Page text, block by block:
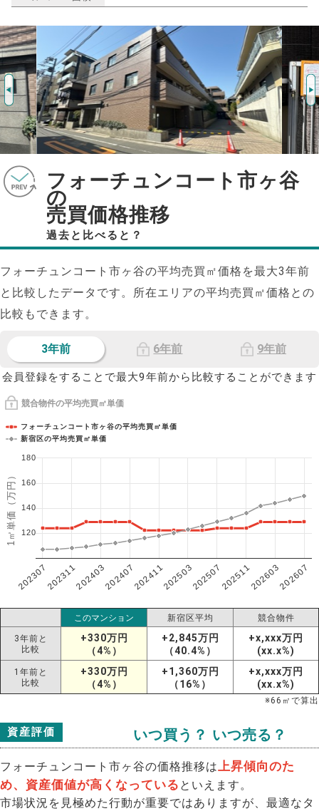
フォーチュンコート市ヶ谷
の
売買価格推移
過去と比べると？
フォーチュンコート市ヶ谷の平均売買㎡価格を最大3年前
と比較したデータです。所在エリアの平均売買㎡価格との
比較もできます。
3年前 6年前 9年前
会員登録をすることで最大9年前から比較することができます
競合物件の平均売買㎡単価
1㎡単価（万円）
フォーチュンコート市ヶ谷の平均売買㎡単価
新宿区の平均売買㎡単価
202307202311202403202407202411202503202507202511202603202607
120
140
160
180
このマンション 新宿区平均 競合物件
3年前と
比較
+330万円
（4%）
+2,845万円
（40.4%）
+x,xxx万円
(xx.x%)
1年前と
比較
+330万円
（4%）
+1,360万円
（16%）
+x,xxx万円
(xx.x%)
※66 ㎡で算出
資産評価 いつ買う？ いつ売る？
フォーチュンコート市ヶ谷の価格推移は上昇傾向のた
め、資産価値が高くなっている といえます。
市場状況を見極めた行動が重要ではありますが、最適なタ